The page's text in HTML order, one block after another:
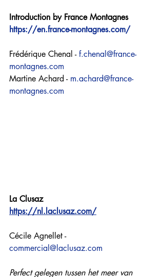
Introduction by France Montagnes
https://en.france-montagnes.com/
Frédérique Chenal - f.chenal@france-
montagnes.com
Martine Achard - m.achard@france-
montagnes.com
La Clusaz
https://nl.laclusaz.com/
Cécile Agnellet -
commercial@laclusaz.com
Perfect gelegen tussen het meer van